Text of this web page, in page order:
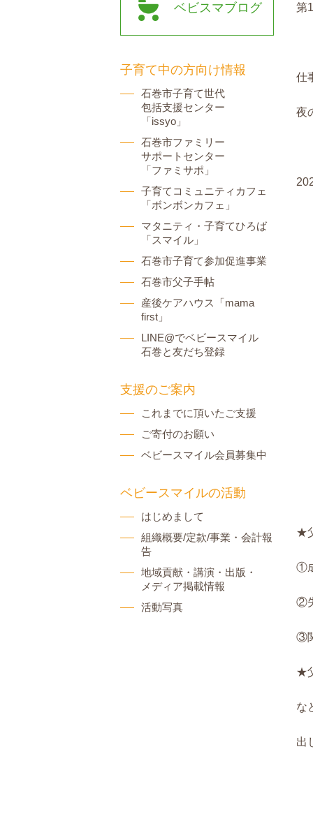
第1
仕
夜
★
①
②
③
★
な
出
ベビスマブログ
子育て中の方向け情報
石巻市子育て世代
包括支援センター
「issyo」
石巻市ファミリー
サポートセンター
「ファミサポ」
子育てコミュニティカフェ
「ボンボンカフェ」
マタニティ・子育てひろば
「スマイル」
石巻市子育て参加促進事業
石巻市父子手帖
産後ケアハウス「mama
first」
LINE@でベビースマイル
石巻と友だち登録
支援のご案内
これまでに頂いたご支援
ご寄付のお願い
ベビースマイル会員募集中
ベビースマイルの活動
はじめまして
組織概要/定款/事業・会計報
告
地域貢献・講演・出版・
メディア掲載情報
活動写真